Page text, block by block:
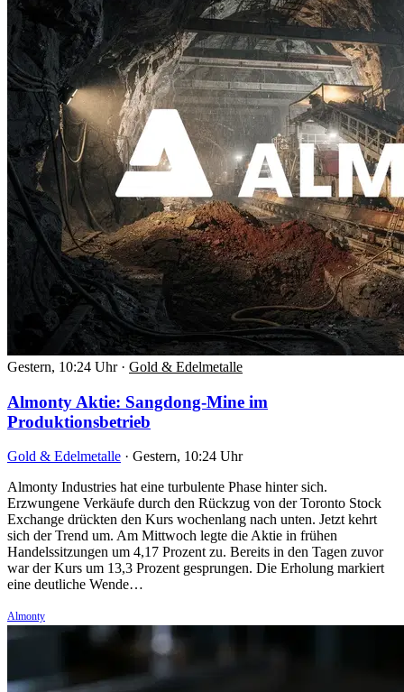
Gestern, 10:24 Uhr · Gold & Edelmetalle
Almonty Aktie: Sangdong-Mine im
Produktionsbetrieb
Gold & Edelmetalle · Gestern, 10:24 Uhr
Almonty Industries hat eine turbulente Phase hinter sich.
Erzwungene Verkäufe durch den Rückzug von der Toronto Stock
Exchange drückten den Kurs wochenlang nach unten. Jetzt kehrt
sich der Trend um. Am Mittwoch legte die Aktie in frühen
Handelssitzungen um 4,17 Prozent zu. Bereits in den Tagen zuvor
war der Kurs um 13,3 Prozent gesprungen. Die Erholung markiert
eine deutliche Wende…
Almonty